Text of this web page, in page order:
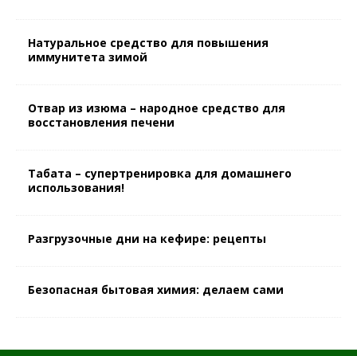
Натуральное средство для повышения
иммунитета зимой
Отвар из изюма – народное средство для
восстановления печени
Табата – супертренировка для домашнего
использования!
Разгрузочные дни на кефире: рецепты
Безопасная бытовая химия: делаем сами